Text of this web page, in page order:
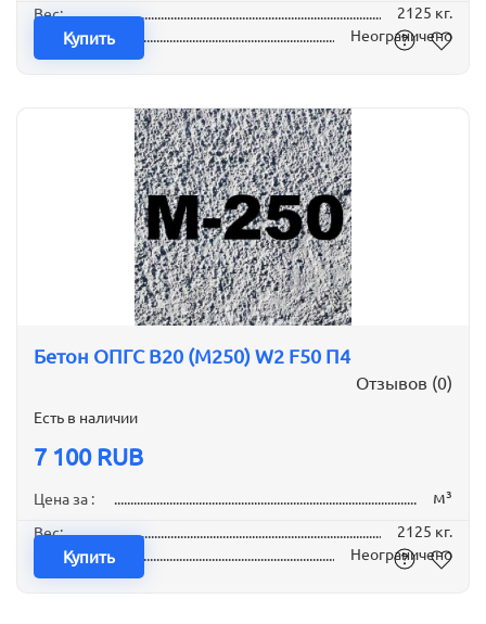
Вес:
2125 кг.
Наличие:
Неограничено
Купить
Бетон ОПГС B20 (М250) W2 F50 П4
Отзывов (0)
Есть в наличии
7 100 RUB
Цена за : м³
Вес:
2125 кг.
Наличие:
Неограничено
Купить